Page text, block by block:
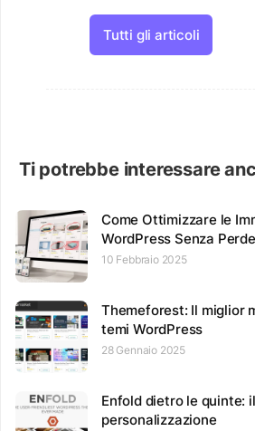
Tutti gli articoli
Ti potrebbe interessare
Come Ottimizzare le
WordPress Senza
10 Febbraio 2025
Themeforest: Il miglior
temi WordPress
28 Gennaio 2025
Enfold dietro le quinte:
personalizzazione